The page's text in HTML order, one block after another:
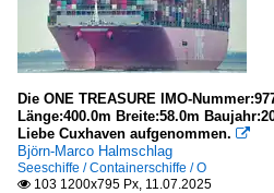
Die ONE TREASURE IMO-
Länge:400.0m Breite:58.0m
Liebe Cuxhaven aufgenommen. 
Björn-Marco Halmschlag
Seeschiffe / Containerschiffe / O
 103 1200x795 Px, 11.07.2025